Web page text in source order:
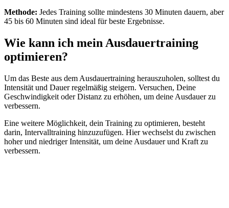
Methode: Jedes Training sollte mindestens 30 Minuten dauern, aber
45 bis 60 Minuten sind ideal für beste Ergebnisse.
Wie kann ich mein Ausdauertraining
optimieren?
Um das Beste aus dem Ausdauertraining herauszuholen, solltest du
Intensität und Dauer regelmäßig steigern. Versuchen, Deine
Geschwindigkeit oder Distanz zu erhöhen, um deine Ausdauer zu
verbessern.
Eine weitere Möglichkeit, dein Training zu optimieren, besteht
darin, Intervalltraining hinzuzufügen. Hier wechselst du zwischen
hoher und niedriger Intensität, um deine Ausdauer und Kraft zu
verbessern.